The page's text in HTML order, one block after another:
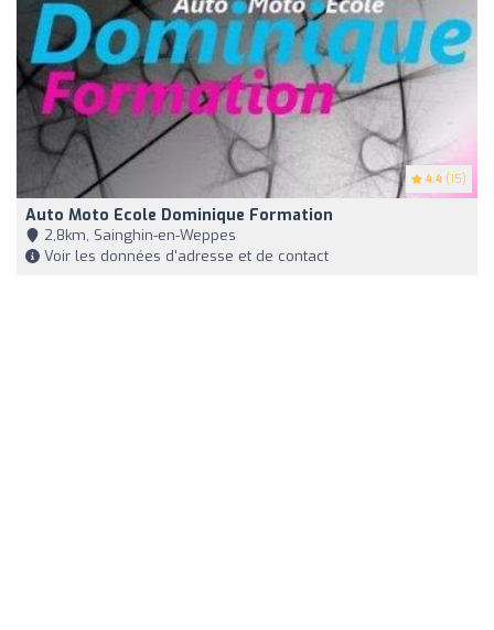
4.4 (15)
Auto Moto Ecole Dominique Formation
2,8km, Sainghin-en-Weppes
Voir les données d'adresse et de contact